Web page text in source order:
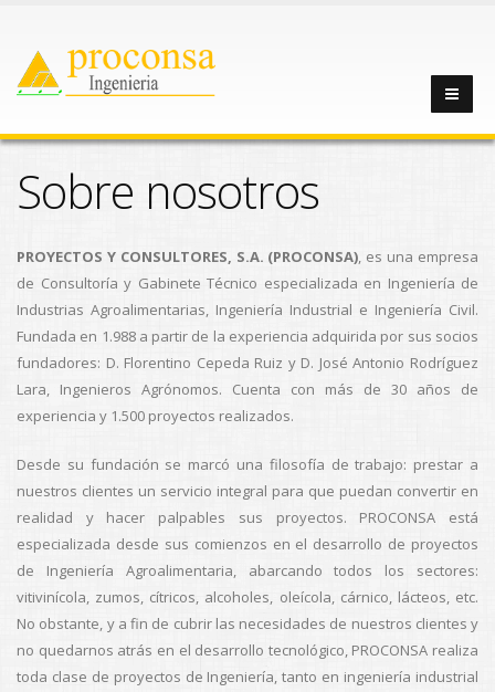
Sobre nosotros
PROYECTOS Y CONSULTORES, S.A. (PROCONSA), es una empresa
de Consultoría y Gabinete Técnico especializada en Ingeniería de
Industrias Agroalimentarias, Ingeniería Industrial e Ingeniería Civil.
Fundada en 1.988 a partir de la experiencia adquirida por sus socios
fundadores: D. Florentino Cepeda Ruiz y D. José Antonio Rodríguez
Lara, Ingenieros Agrónomos. Cuenta con más de 30 años de
experiencia y 1.500 proyectos realizados.
Desde su fundación se marcó una filosofía de trabajo: prestar a
nuestros clientes un servicio integral para que puedan convertir en
realidad y hacer palpables sus proyectos. PROCONSA está
especializada desde sus comienzos en el desarrollo de proyectos
de Ingeniería Agroalimentaria, abarcando todos los sectores:
vitivinícola, zumos, cítricos, alcoholes, oleícola, cárnico, lácteos, etc.
No obstante, y a fin de cubrir las necesidades de nuestros clientes y
no quedarnos atrás en el desarrollo tecnológico, PROCONSA realiza
toda clase de proyectos de Ingeniería, tanto en ingeniería industrial